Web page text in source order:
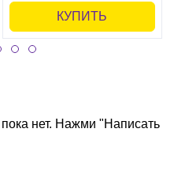
КУПИТЬ
нет. Нажми "Написать